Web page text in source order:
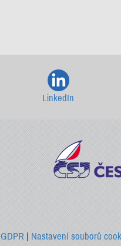
LinkedIn
GDPR Nastavení souborů